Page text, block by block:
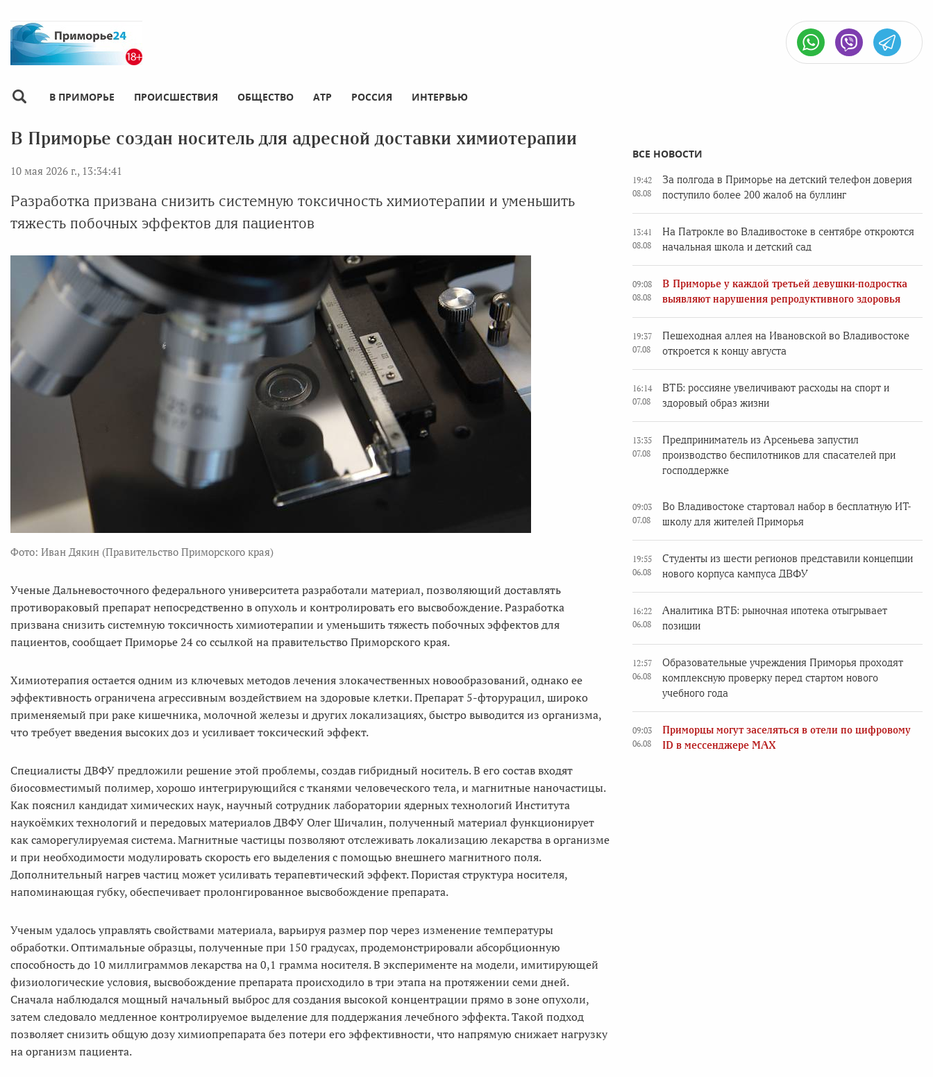
В ПРИМОРЬЕ ПРОИСШЕСТВИЯ ОБЩЕСТВО АТР РОССИЯ ИНТЕРВЬЮ
В Приморье создан носитель для адресной доставки химиотерапии
10 мая 2026 г., 13:34:41
Разработка призвана снизить системную токсичность химиотерапии и уменьшить
тяжесть побочных эффектов для пациентов
Фото: Иван Дякин (Правительство Приморского края)
Ученые Дальневосточного федерального университета разработали материал, позволяющий доставлять
противораковый препарат непосредственно в опухоль и контролировать его высвобождение. Разработка
призвана снизить системную токсичность химиотерапии и уменьшить тяжесть побочных эффектов для
пациентов, сообщает Приморье 24 со ссылкой на правительство Приморского края.
Химиотерапия остается одним из ключевых методов лечения злокачественных новообразований, однако ее
эффективность ограничена агрессивным воздействием на здоровые клетки. Препарат 5-фторурацил, широко
применяемый при раке кишечника, молочной железы и других локализациях, быстро выводится из организма,
что требует введения высоких доз и усиливает токсический эффект.
Специалисты ДВФУ предложили решение этой проблемы, создав гибридный носитель. В его состав входят
биосовместимый полимер, хорошо интегрирующийся с тканями человеческого тела, и магнитные наночастицы.
Как пояснил кандидат химических наук, научный сотрудник лаборатории ядерных технологий Института
наукоёмких технологий и передовых материалов ДВФУ Олег Шичалин, полученный материал функционирует
как саморегулируемая система. Магнитные частицы позволяют отслеживать локализацию лекарства в организме
и при необходимости модулировать скорость его выделения с помощью внешнего магнитного поля.
Дополнительный нагрев частиц может усиливать терапевтический эффект. Пористая структура носителя,
напоминающая губку, обеспечивает пролонгированное высвобождение препарата.
Ученым удалось управлять свойствами материала, варьируя размер пор через изменение температуры
обработки. Оптимальные образцы, полученные при 150 градусах, продемонстрировали абсорбционную
способность до 10 миллиграммов лекарства на 0,1 грамма носителя. В эксперименте на модели, имитирующей
физиологические условия, высвобождение препарата происходило в три этапа на протяжении семи дней.
Сначала наблюдался мощный начальный выброс для создания высокой концентрации прямо в зоне опухоли,
затем следовало медленное контролируемое выделение для поддержания лечебного эффекта. Такой подход
позволяет снизить общую дозу химиопрепарата без потери его эффективности, что напрямую снижает нагрузку
на организм пациента.
ВСЕ НОВОСТИ
19:42
08.08
За полгода в Приморье на детский телефон доверия
поступило более 200 жалоб на буллинг
13:41
08.08
На Патрокле во Владивостоке в сентябре откроются
начальная школа и детский сад
09:08
08.08
В Приморье у каждой третьей девушки-подростка
выявляют нарушения репродуктивного здоровья
19:37
07.08
Пешеходная аллея на Ивановской во Владивостоке
откроется к концу августа
16:14
07.08
ВТБ: россияне увеличивают расходы на спорт и
здоровый образ жизни
13:35
07.08
Предприниматель из Арсеньева запустил
производство беспилотников для спасателей при
господдержке
09:03
07.08
Во Владивостоке стартовал набор в бесплатную ИТ-
школу для жителей Приморья
19:55
06.08
Студенты из шести регионов представили концепции
нового корпуса кампуса ДВФУ
16:22
06.08
Аналитика ВТБ: рыночная ипотека отыгрывает
позиции
12:57
06.08
Образовательные учреждения Приморья проходят
комплексную проверку перед стартом нового
учебного года
09:03
06.08
Приморцы могут заселяться в отели по цифровому
ID в мессенджере MAX